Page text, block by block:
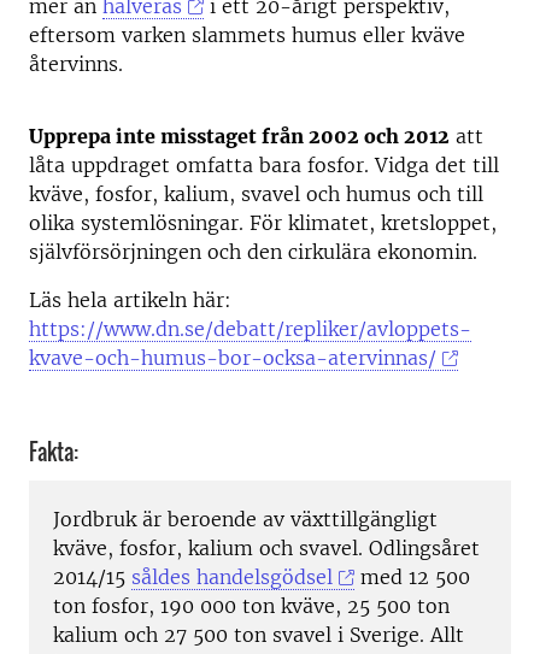
mer än halveras
i ett 20-årigt perspektiv,
eftersom varken slammets humus eller kväve
återvinns.
Upprepa inte misstaget från 2002 och 2012 att
låta uppdraget omfatta bara fosfor. Vidga det till
kväve, fosfor, kalium, svavel och humus och till
olika systemlösningar. För klimatet, kretsloppet,
självförsörjningen och den cirkulära ekonomin.
Läs hela artikeln här:
https://www.dn.se/debatt/repliker/avloppets-
kvave-och-humus-bor-ocksa-atervinnas/
Fakta:
Jordbruk är beroende av växttillgängligt
kväve, fosfor, kalium och svavel. Odlingsåret
2014/15 såldes handelsgödsel
med 12 500
ton fosfor, 190 000 ton kväve, 25 500 ton
kalium och 27 500 ton svavel i Sverige. Allt